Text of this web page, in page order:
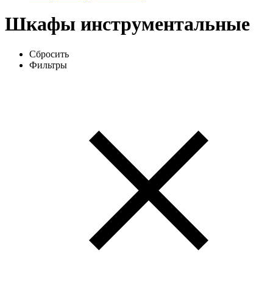
Шкафы инструментальные
Сбросить
Фильтры